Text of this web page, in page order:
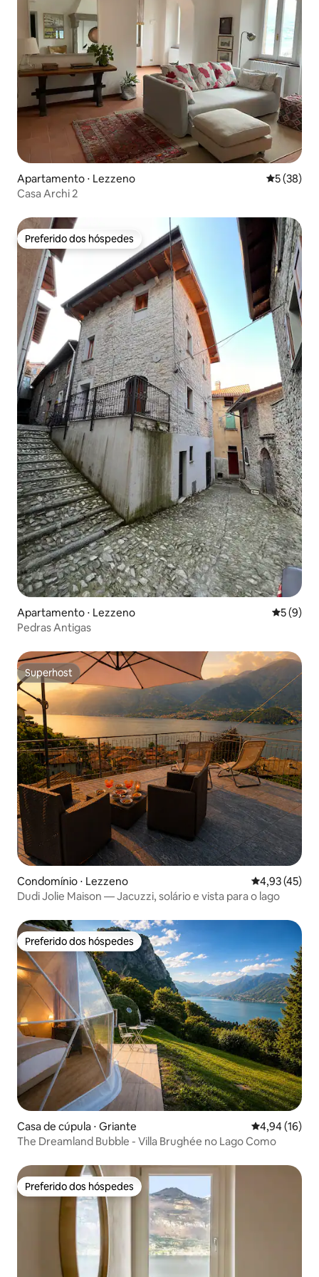
Apartamento ⋅ Lezzeno 5 de uma
5 (38)
Casa Archi 2
Preferido dos hóspedes
Preferido dos hóspedes
Apartamento ⋅ Lezzeno 5 de
5 (9)
Pedras Antigas
Superhost
Superhost
Condomínio ⋅ Lezzeno 4,93 de uma
4,93 (45)
Dudi Jolie Maison — Jacuzzi, solário e vista para o lago
Preferido dos hóspedes
Preferido dos hóspedes
Casa de cúpula ⋅ Griante 4,94 de uma
4,94 (16)
The Dreamland Bubble - Villa Brughée no Lago Como
Preferido dos hóspedes
Preferido dos hóspedes